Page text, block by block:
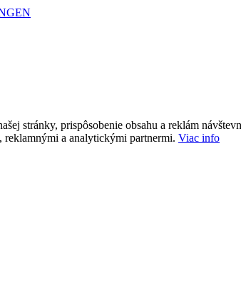
stránky, prispôsobenie obsahu a reklám
reklamnými a analytickými partnermi. Viac info